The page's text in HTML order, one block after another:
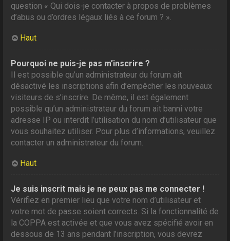
question « Qui dois-je contacter à propos de problèmes
d’abus ou d’ordres légaux liés à ce forum ? ».
Haut
Pourquoi ne puis-je pas m’inscrire ?
Il est possible qu’un administrateur du forum ait
désactivé les inscriptions afin d’empêcher les nouveaux
visiteurs de s’inscrire. De même, il est également
possible qu’un administrateur du forum ait banni votre
adresse IP ou interdit l’utilisation du nom d’utilisateur que
vous souhaitez utiliser. Pour plus d’informations, veuillez
contacter un administrateur du forum.
Haut
Je suis inscrit mais je ne peux pas me connecter !
Vérifiez en premier lieu que votre nom d’utilisateur et
votre mot de passe soient corrects. Si la fonctionnalité de
la COPPA est activée et que vous avez spécifié avoir en
dessous de 13 ans pendant l’inscription, vous devrez